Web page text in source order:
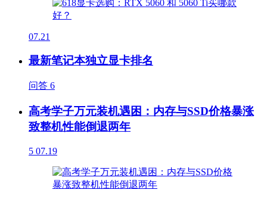
07.21
最新笔记本独立显卡排名
问答 6
高考学子万元装机遇困：内存与SSD价格暴涨
致整机性能倒退两年
5 07.19